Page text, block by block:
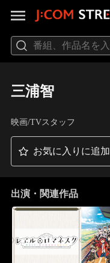
三浦智
映画/TVスタッフ
お気に入りに追加
出演・関連作品